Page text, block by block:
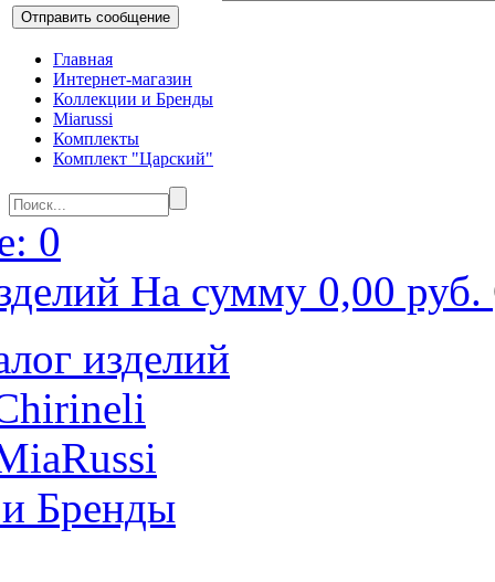
Главная
Интернет-магазин
Коллекции и Бренды
Miarussi
Комплекты
Комплект "Царский"
0
На сумму 0,00 руб.
изделий
Бренды